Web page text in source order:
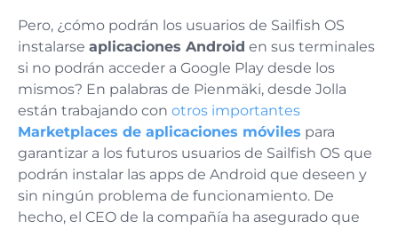
Pero, ¿cómo podrán los usuarios de Sailfish OS
instalarse aplicaciones Android en sus terminales
si no podrán acceder a Google Play desde los
mismos? En palabras de Pienmäki, desde Jolla
están trabajando con otros importantes
Marketplaces de aplicaciones móviles para
garantizar a los futuros usuarios de Sailfish OS que
podrán instalar las apps de Android que deseen y
sin ningún problema de funcionamiento. De
hecho, el CEO de la compañía ha asegurado que